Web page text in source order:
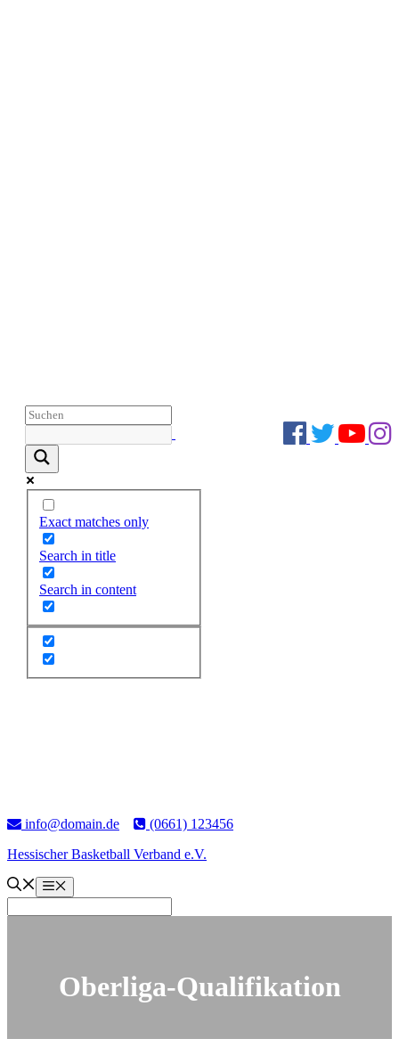
Exact matches only
Search in title
Search in content
info@domain.de
(0661) 123456
Hessischer Basketball Verband e.V.
Menü
Oberliga-Qualifikation